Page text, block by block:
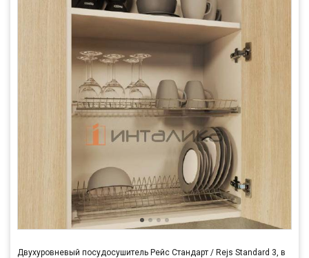
Двухуровневый посудосушитель Рейс Стандарт / Rejs Standard 3, в